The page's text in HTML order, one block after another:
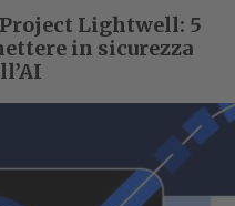
Lightwell: 5
in sicurezza